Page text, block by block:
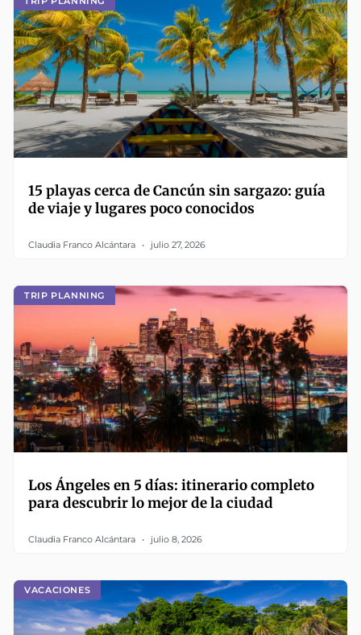
15 playas cerca de Cancún sin sargazo: guía
de viaje y lugares poco conocidos
Claudia Franco Alcántara julio 27, 2026
TRIP PLANNING
Los Ángeles en 5 días: itinerario completo
para descubrir lo mejor de la ciudad
Claudia Franco Alcántara julio 8, 2026
VACACIONES